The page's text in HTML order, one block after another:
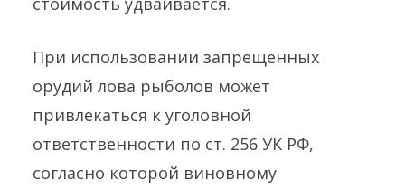
При использовании запрещенных
орудий лова рыболов может
привлекаться к уголовной
ответственности по ст. 256 УК РФ,
согласно которой виновному